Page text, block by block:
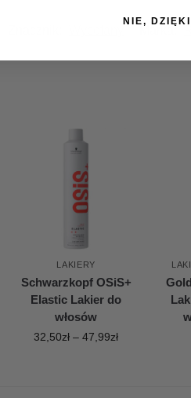
Marka:
LAKIERY
Schwarzkopf OSiS+
Elastic Lakier do
włosów
32,50zł – 47,99zł
NIE, DZIĘKI